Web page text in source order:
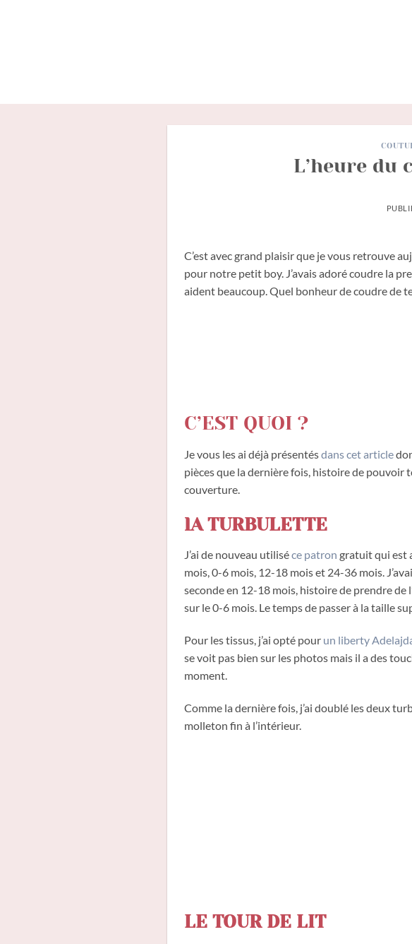
L’heure du
C’est avec grand plaisir que je vous retrouve
pour notre petit boy. J’avais adoré coudre la
aident beaucoup. Quel bonheur de coudre de
C’EST QUOI ?
Je vous les ai déjà présentésdans cet article
pièces que la dernière fois, histoire de
couverture.
lA TURBULETTE
J’ai de nouveau utiliséce patron gratuit qui est
mois, 0-6 mois, 12-18 mois et 24-36 mois.
seconde en 12-18 mois, histoire de prendre de
sur le 0-6 mois. Le temps de passer à la taille
Pour les tissus, j’ai opté pour un liberty
se voit pas bien sur les photos mais il a des
moment.
Comme la dernière fois, j’ai doublé les deux
molleton fin à l’intérieur.
LE TOUR DE LIT